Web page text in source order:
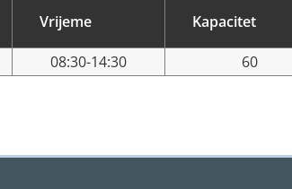
Vrijeme Kapacitet
08:30-14:30 60